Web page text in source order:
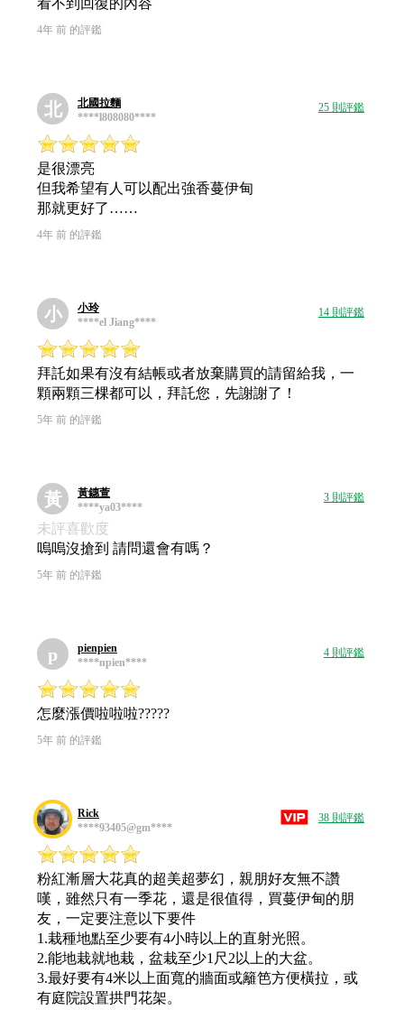
看不到回復的內容
4年 前 的評鑑
北
北國拉麵
****l808080****
25 則評鑑
是很漂亮
但我希望有人可以配出強香蔓伊甸
那就更好了……
4年 前 的評鑑
小
小玲
****el Jiang****
14 則評鑑
拜託如果有沒有結帳或者放棄購買的請留給我，一
顆兩顆三棵都可以，拜託您，先謝謝了！
5年 前 的評鑑
黃
黃鏸萱
****ya03****
3 則評鑑
未評喜歡度
嗚嗚沒搶到 請問還會有嗎？
5年 前 的評鑑
p
pienpien
****npien****
4 則評鑑
怎麼漲價啦啦啦?????
5年 前 的評鑑
Rick
****93405@gm****
38 則評鑑
粉紅漸層大花真的超美超夢幻，親朋好友無不讚
嘆，雖然只有一季花，還是很值得，買蔓伊甸的朋
友，一定要注意以下要件
1.栽種地點至少要有4小時以上的直射光照。
2.能地栽就地栽，盆栽至少1尺2以上的大盆。
3.最好要有4米以上面寬的牆面或籬笆方便橫拉，或
有庭院設置拱門花架。